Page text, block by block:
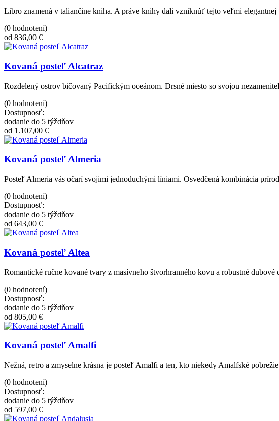
Libro znamená v taliančine kniha. A práve knihy dali vzniknúť tejto veľmi
(0 hodnotení)
od 836,00 €
Kovaná posteľ Alcatraz
Rozdelený ostrov bičovaný Pacifickým oceánom. Drsné miesto so svojou
(0 hodnotení)
Dostupnosť:
dodanie do 5 týždňov
od 1.107,00 €
Kovaná posteľ Almeria
Posteľ Almeria vás očarí svojimi jednoduchými líniami. Osvedčená kombinácia
(0 hodnotení)
Dostupnosť:
dodanie do 5 týždňov
od 643,00 €
Kovaná posteľ Altea
Romantické ručne kované tvary z masívneho štvorhranného kovu a robustné dubové
(0 hodnotení)
Dostupnosť:
dodanie do 5 týždňov
od 805,00 €
Kovaná posteľ Amalfi
Nežná, retro a zmyselne krásna je posteľ Amalfi a ten, kto niekedy Amalfské
(0 hodnotení)
Dostupnosť:
dodanie do 5 týždňov
od 597,00 €